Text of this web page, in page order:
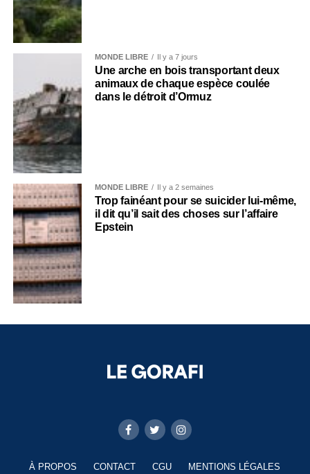
MONDE LIBRE Il y a 7 jours
Une arche en bois transportant deux
animaux de chaque espèce coulée
dans le détroit d’Ormuz
MONDE LIBRE Il y a 2 semaines
Trop fainéant pour se suicider lui-même,
il dit qu’il sait des choses sur l’affaire
Epstein
À PROPOS CONTACT CGU MENTIONS LÉGALES